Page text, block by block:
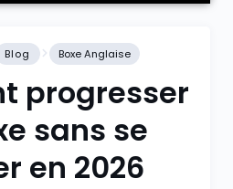
Blog Boxe Anglaise
progresser
sans se
en 2026